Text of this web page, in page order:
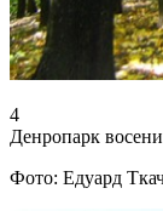
4
Денропарк восени
Фото: Едуард